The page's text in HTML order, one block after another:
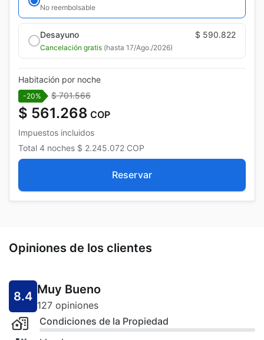
No reembolsable
Desayuno $ 590.822
Cancelación gratis (hasta 17/Ago./2026)
Habitación por noche
-20% $ 701.566
$ 561.268 COP
Impuestos incluidos
Total 4 noches $ 2.245.072 COP
Reservar
Opiniones de los clientes
8.4 Muy Bueno
127 opiniones
Condiciones de la Propiedad